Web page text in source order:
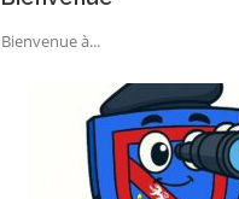
Bienvenue à...